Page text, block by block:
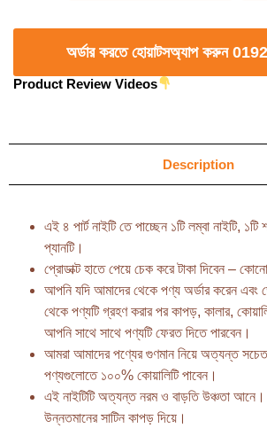
অর্ডার করতে হোয়াটসঅ্যাপ করুন
Product Review Videos
Description
এই ৪ পার্ট নাইটি তে পাচ্ছেন ১টি লম্বা নাইটি, ১টি
প্যানটি।
প্রোডাক্ট হাতে পেয়ে চেক করে টাকা দিবেন –
আপনি যদি আমাদের থেকে পণ্য অর্ডার করেন এবং
থেকে পণ্যটি গ্রহণ করার পর কাপড়, কালার,
আপনি সাথে সাথে পণ্যটি ফেরত দিতে পারবেন।
আমরা আমাদের পণ্যের গুণমান নিয়ে অত্যন্ত
পণ্যগুলোতে ১০০% কোয়ালিটি পাবেন।
এই নাইটিটি অত্যন্ত নরম ও বাড়তি উঞ্চতা আনে।
উন্নতমানের সাটিন কাপড় দিয়ে।